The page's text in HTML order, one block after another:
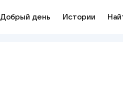
Добрый день Истории